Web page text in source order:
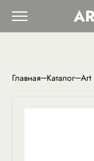
Главная Каталог Art